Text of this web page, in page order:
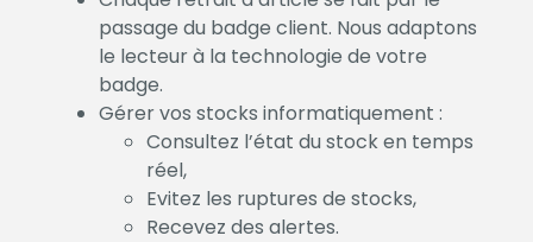
passage du badge client. Nous adaptons
le lecteur à la technologie de votre
badge.
Gérer vos stocks informatiquement :
Consultez l’état du stock en temps
réel,
Evitez les ruptures de stocks,
Recevez des alertes.